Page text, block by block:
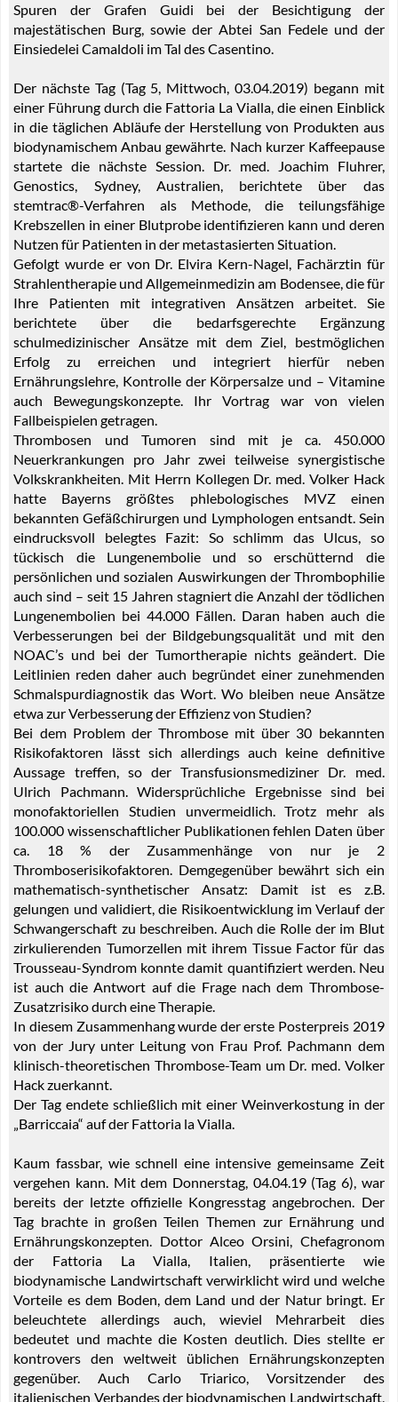
Spuren der Grafen Guidi bei der Besichtigung der
majestätischen Burg, sowie der Abtei San Fedele und der
Einsiedelei Camaldoli im Tal des Casentino.
Der nächste Tag (Tag 5, Mittwoch, 03.04.2019) begann mit
einer Führung durch die Fattoria La Vialla, die einen Einblick
in die täglichen Abläufe der Herstellung von Produkten aus
biodynamischem Anbau gewährte. Nach kurzer Kaffeepause
startete die nächste Session. Dr. med. Joachim Fluhrer,
Genostics, Sydney, Australien, berichtete über das
stemtrac®-Verfahren als Methode, die teilungsfähige
Krebszellen in einer Blutprobe identifizieren kann und deren
Nutzen für Patienten in der metastasierten Situation.
Gefolgt wurde er von Dr. Elvira Kern-Nagel, Fachärztin für
Strahlentherapie und Allgemeinmedizin am Bodensee, die für
Ihre Patienten mit integrativen Ansätzen arbeitet. Sie
berichtete über die bedarfsgerechte Ergänzung
schulmedizinischer Ansätze mit dem Ziel, bestmöglichen
Erfolg zu erreichen und integriert hierfür neben
Ernährungslehre, Kontrolle der Körpersalze und – Vitamine
auch Bewegungskonzepte. Ihr Vortrag war von vielen
Fallbeispielen getragen.
Thrombosen und Tumoren sind mit je ca. 450.000
Neuerkrankungen pro Jahr zwei teilweise synergistische
Volkskrankheiten. Mit Herrn Kollegen Dr. med. Volker Hack
hatte Bayerns größtes phlebologisches MVZ einen
bekannten Gefäßchirurgen und Lymphologen entsandt. Sein
eindrucksvoll belegtes Fazit: So schlimm das Ulcus, so
tückisch die Lungenembolie und so erschütternd die
persönlichen und sozialen Auswirkungen der Thrombophilie
auch sind – seit 15 Jahren stagniert die Anzahl der tödlichen
Lungenembolien bei 44.000 Fällen. Daran haben auch die
Verbesserungen bei der Bildgebungsqualität und mit den
NOAC’s und bei der Tumortherapie nichts geändert. Die
Leitlinien reden daher auch begründet einer zunehmenden
Schmalspurdiagnostik das Wort. Wo bleiben neue Ansätze
etwa zur Verbesserung der Effizienz von Studien?
Bei dem Problem der Thrombose mit über 30 bekannten
Risikofaktoren lässt sich allerdings auch keine definitive
Aussage treffen, so der Transfusionsmediziner Dr. med.
Ulrich Pachmann. Widersprüchliche Ergebnisse sind bei
monofaktoriellen Studien unvermeidlich. Trotz mehr als
100.000 wissenschaftlicher Publikationen fehlen Daten über
ca. 18 % der Zusammenhänge von nur je 2
Thromboserisikofaktoren. Demgegenüber bewährt sich ein
mathematisch-synthetischer Ansatz: Damit ist es z.B.
gelungen und validiert, die Risikoentwicklung im Verlauf der
Schwangerschaft zu beschreiben. Auch die Rolle der im Blut
zirkulierenden Tumorzellen mit ihrem Tissue Factor für das
Trousseau-Syndrom konnte damit quantifiziert werden. Neu
ist auch die Antwort auf die Frage nach dem Thrombose-
Zusatzrisiko durch eine Therapie.
In diesem Zusammenhang wurde der erste Posterpreis 2019
von der Jury unter Leitung von Frau Prof. Pachmann dem
klinisch-theoretischen Thrombose-Team um Dr. med. Volker
Hack zuerkannt.
Der Tag endete schließlich mit einer Weinverkostung in der
„Barriccaia“ auf der Fattoria la Vialla.
Kaum fassbar, wie schnell eine intensive gemeinsame Zeit
vergehen kann. Mit dem Donnerstag, 04.04.19 (Tag 6), war
bereits der letzte offizielle Kongresstag angebrochen. Der
Tag brachte in großen Teilen Themen zur Ernährung und
Ernährungskonzepten. Dottor Alceo Orsini, Chefagronom
der Fattoria La Vialla, Italien, präsentierte wie
biodynamische Landwirtschaft verwirklicht wird und welche
Vorteile es dem Boden, dem Land und der Natur bringt. Er
beleuchtete allerdings auch, wieviel Mehrarbeit dies
bedeutet und machte die Kosten deutlich. Dies stellte er
kontrovers den weltweit üblichen Ernährungskonzepten
gegenüber. Auch Carlo Triarico, Vorsitzender des
italienischen Verbandes der biodynamischen Landwirtschaft,